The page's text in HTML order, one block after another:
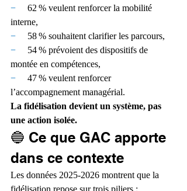
− 62 % veulent renforcer la mobilité
interne,
− 58 % souhaitent clarifier les parcours,
− 54 % prévoient des dispositifs de
montée en compétences,
− 47 % veulent renforcer
l’accompagnement managérial.
La fidélisation devient un système, pas
une action isolée.
🔵 Ce que GAC apporte
dans ce contexte
Les données 2025‑2026 montrent que la
fidélisation repose sur trois piliers :